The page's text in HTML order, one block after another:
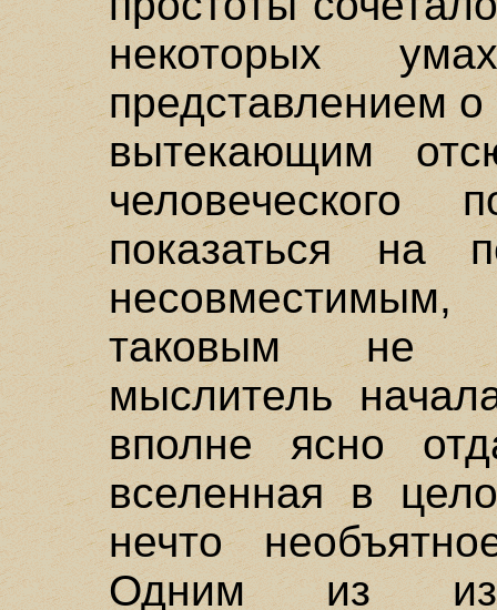
некоторых
представлением
вытекающим
человеческого
показаться на
таковым не
мыслитель
вполне ясно
вселенная в
нечто
Одним из